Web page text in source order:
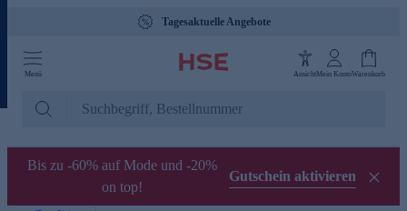
Tagesaktuelle Angebote
Menü AnsichtMein KontoWarenkorb
Bis zu -60% auf Mode und -20%
on top!
Gutschein aktivieren